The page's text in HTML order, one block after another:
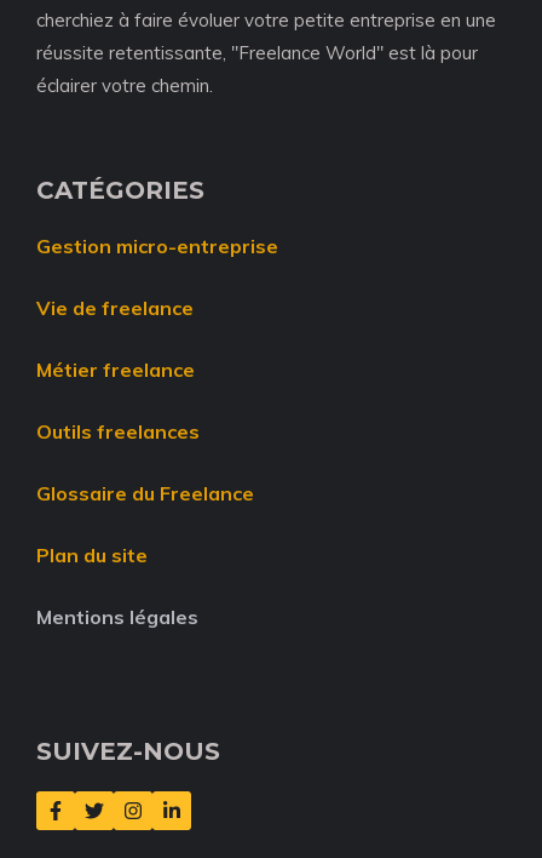
cherchiez à faire évoluer votre petite entreprise en une
réussite retentissante, "Freelance World" est là pour
éclairer votre chemin.
CATÉGORIES
Gestion micro-entreprise
Vie de freelance
Métier freelance
Outils freelances
Glossaire du Freelance
Plan du site
Mentions légales
SUIVEZ-NOUS